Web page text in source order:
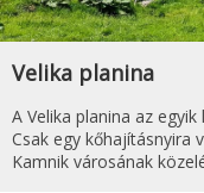
Velika planina
A Velika planina az
Csak egy kőhajításnyira
Kamnik városának